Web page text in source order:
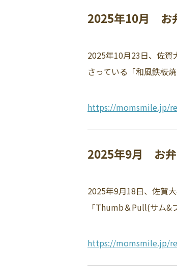
2025年10月 お
2025年10月23日、佐賀
さっている「和風鉄板
https://momsmile.jp/
2025年9月 お弁
2025年9月18日、佐賀
「Thumb＆Pull(サム
https://momsmile.jp/